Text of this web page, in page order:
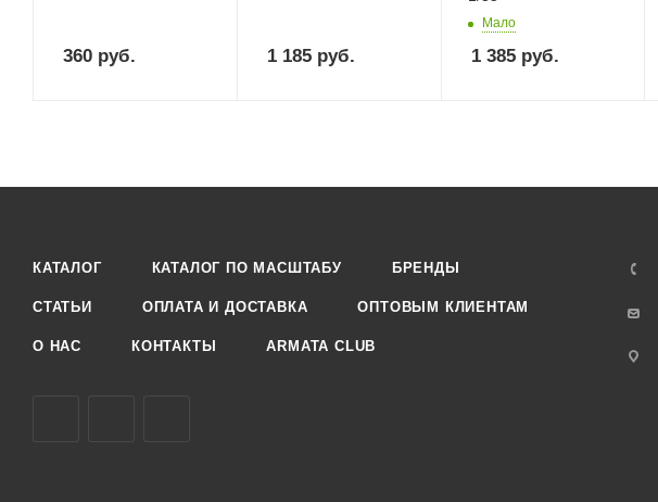
360 руб. 1 185руб.
Мало
1 385руб.
КАТАЛОГ КАТАЛОГ ПО МАСШТАБУ БРЕНДЫ
СТАТЬИ ОПЛАТА И ДОСТАВКА ОПТОВЫМ КЛИЕНТАМ
О НАС КОНТАКТЫ ARMATA CLUB